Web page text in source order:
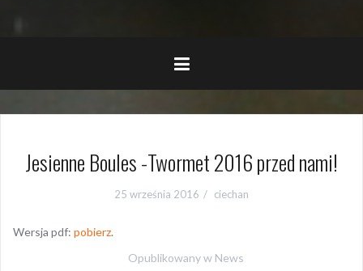
Jesienne Boules -Twormet 2016 przed nami!
25 września 2016 ciechan
Wersja pdf: pobierz.
Opublikowany w News